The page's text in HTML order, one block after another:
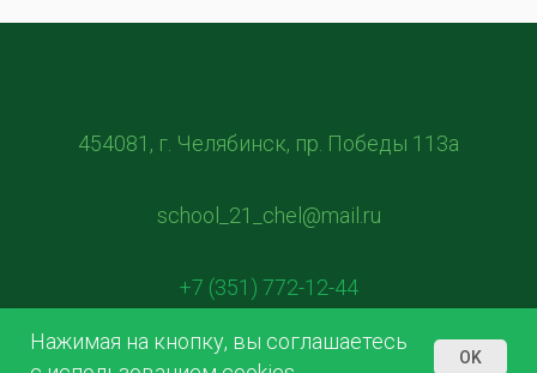
Нажимая на кнопку, вы соглашаетесь
OK
454081, г. Челябинск, пр. Победы 113а
school_21_chel@mail.ru
+7 (351) 772-12-44